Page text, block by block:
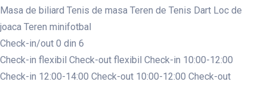
Masa de biliard Tenis de masa Teren de Tenis Dart Loc de
joaca Teren minifotbal
Check-in/out 0 din 6
Check-in flexibil Check-out flexibil Check-in 10:00-12:00
Check-in 12:00-14:00 Check-out 10:00-12:00 Check-out